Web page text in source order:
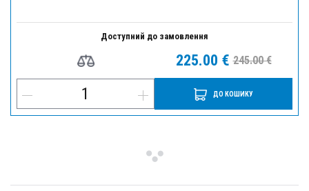
Доступний до замовлення
225.00 € 245.00 €
ДО КОШИКУ